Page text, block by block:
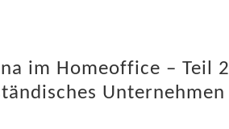
im Homeoffice – Teil 2
Unternehmen